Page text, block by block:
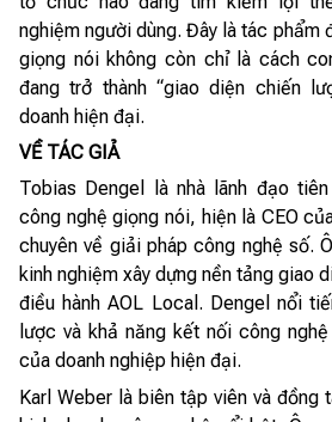
nghiệm người dùng. Đây là tác phẩm
giọng nói không còn chỉ là cách
đang trở thành “giao diện chiến
doanh hiện đại.
VỀ TÁC GIẢ
Tobias Dengel là nhà lãnh đạo
công nghệ giọng nói, hiện là CEO
chuyên về giải pháp công nghệ số.
kinh nghiệm xây dựng nền tảng giao
điều hành AOL Local. Dengel nổi
lược và khả năng kết nối công
của doanh nghiệp hiện đại.
Karl Weber là biên tập viên và đồng